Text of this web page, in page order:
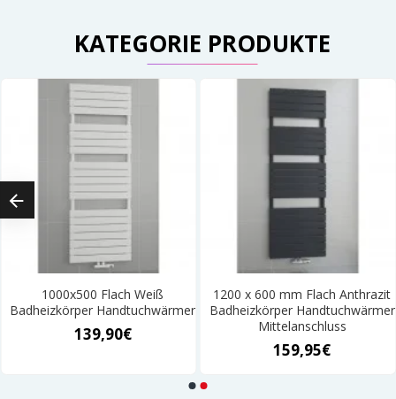
KATEGORIE PRODUKTE
1000x500 Flach Weiß
Badheizkörper Handtuchwärmer
139,90€
1200 x 600 mm Flach Anthrazit
Badheizkörper Handtuchwärmer
Mittelanschluss
159,95€